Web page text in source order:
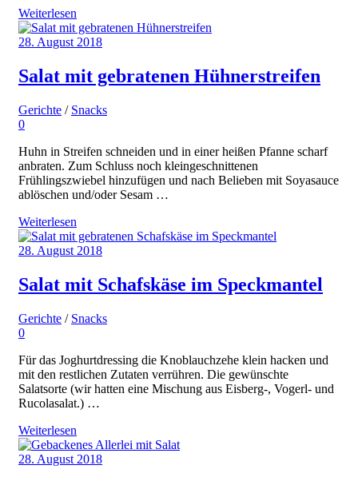
Weiterlesen
28. August 2018
Salat mit gebratenen Hühnerstreifen
Gerichte / Snacks
0
Huhn in Streifen schneiden und in einer heißen Pfanne scharf
anbraten. Zum Schluss noch kleingeschnittenen
Frühlingszwiebel hinzufügen und nach Belieben mit Soyasauce
ablöschen und/oder Sesam …
Weiterlesen
28. August 2018
Salat mit Schafskäse im Speckmantel
Gerichte / Snacks
0
Für das Joghurtdressing die Knoblauchzehe klein hacken und
mit den restlichen Zutaten verrühren. Die gewünschte
Salatsorte (wir hatten eine Mischung aus Eisberg-, Vogerl- und
Rucolasalat.) …
Weiterlesen
28. August 2018